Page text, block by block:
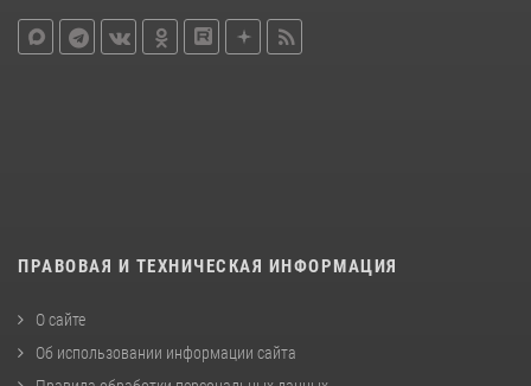
ПРАВОВАЯ И ТЕХНИЧЕСКАЯ ИНФОРМАЦИЯ
О сайте
Об использовании информации сайта